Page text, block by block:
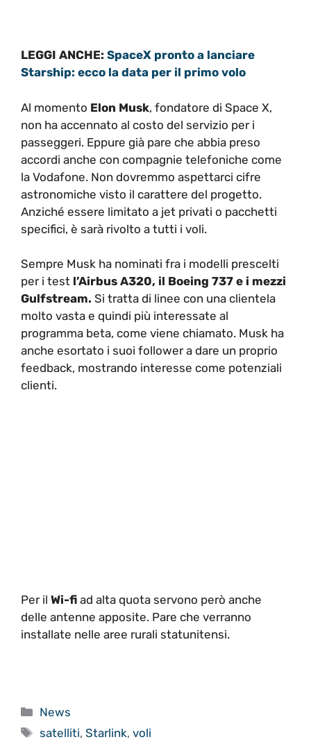
LEGGI ANCHE: SpaceX pronto a lanciare
Starship: ecco la data per il primo volo
Al momento Elon Musk, fondatore di Space X,
non ha accennato al costo del servizio per i
passeggeri. Eppure già pare che abbia preso
accordi anche con compagnie telefoniche come
la Vodafone. Non dovremmo aspettarci cifre
astronomiche visto il carattere del progetto.
Anziché essere limitato a jet privati o pacchetti
specifici, è sarà rivolto a tutti i voli.
Sempre Musk ha nominati fra i modelli prescelti
per i test l’Airbus A320, il Boeing 737 e i mezzi
Gulfstream. Si tratta di linee con una clientela
molto vasta e quindi più interessate al
programma beta, come viene chiamato. Musk ha
anche esortato i suoi follower a dare un proprio
feedback, mostrando interesse come potenziali
clienti.
Per il Wi-fi ad alta quota servono però anche
delle antenne apposite. Pare che verranno
installate nelle aree rurali statunitensi.
Categorie
News
Tag
satelliti,Starlink,voli